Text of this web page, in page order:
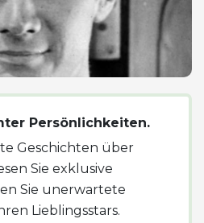
Persönlichkeiten.
Geschichten über
Sie exklusive
Sie unerwartete
Lieblingsstars.